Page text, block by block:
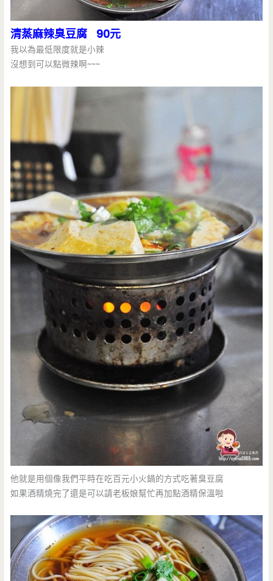
清蒸麻辣臭豆腐 90元
我以為最低限度就是小辣
沒想到可以點微辣啊~~~
他就是用個像我們平時在吃百元小火鍋的方式吃著臭豆腐
如果酒精燒完了還是可以請老板娘幫忙再加點酒精保溫啦